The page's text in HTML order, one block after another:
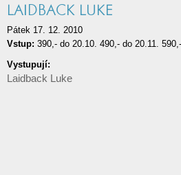
LAIDBACK LUKE
Pátek 17. 12. 2010
Vstup: 390,- do 20.10. 490,- do 20.11.
Vystupují:
Laidback Luke